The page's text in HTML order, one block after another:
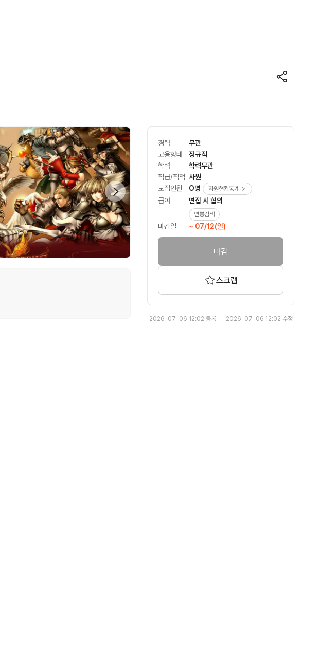
경력
무관
고용형태
정규직
학력
학력무관
직급/직책 사원
모집인원
O명 지원현황통계
급여 면접 시 협의
연봉검색
마감일 ~ 07/12(일)
마감
스크랩
2026-07-06 12:02 등록 2026-07-06 12:02 수정